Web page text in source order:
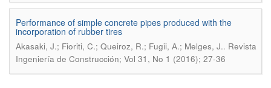
Performance of simple concrete pipes produced with the
incorporation of rubber tires
Akasaki, J.; Fioriti, C.; Queiroz, R.; Fugii, A.; Melges, J.. Revista
Ingeniería de Construcción; Vol 31, No 1 (2016); 27-36